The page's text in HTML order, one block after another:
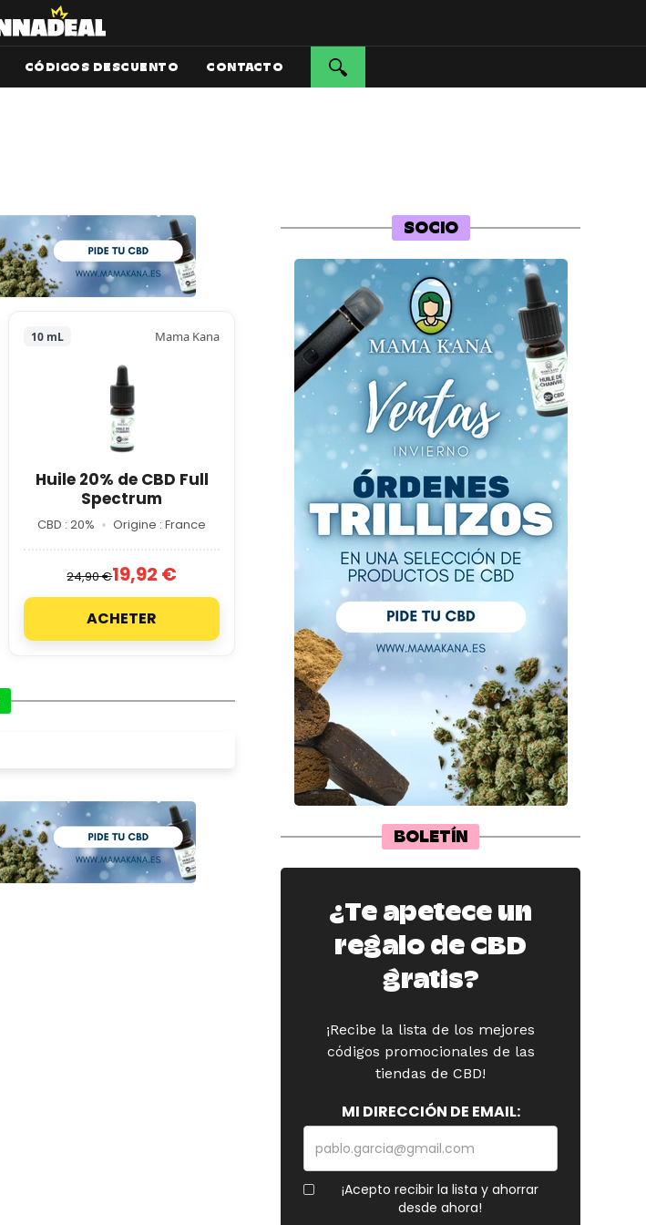
CÓDIGOS DESCUENTO CONTACTO
10 mL Mama Kana
Huile 20% de CBD Full
Spectrum
CBD : 20% Origine : France
24,90 €19,92 €
ACHETER
SOCIO
BOLETÍN
¿Te apetece un
regalo de CBD
gratis?
¡Recibe la lista de los mejores
códigos promocionales de las
tiendas de CBD!
MI DIRECCIÓN DE EMAIL:
¡Acepto recibir la lista y ahorrar
desde ahora!